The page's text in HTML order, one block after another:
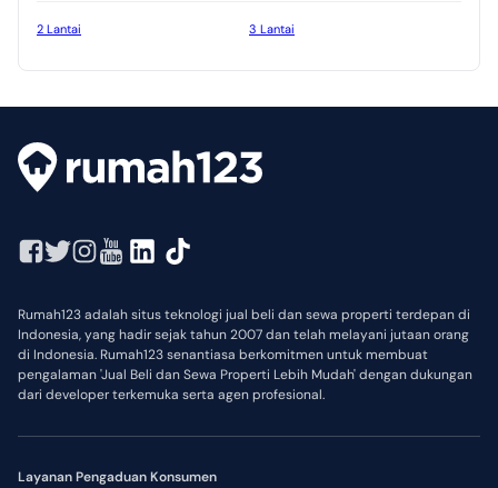
2 Lantai 3 Lantai
Rumah123 adalah situs teknologi jual beli dan sewa properti terdepan di
Indonesia, yang hadir sejak tahun 2007 dan telah melayani jutaan orang
di Indonesia. Rumah123 senantiasa berkomitmen untuk membuat
pengalaman 'Jual Beli dan Sewa Properti Lebih Mudah' dengan dukungan
dari developer terkemuka serta agen profesional.
Layanan Pengaduan Konsumen